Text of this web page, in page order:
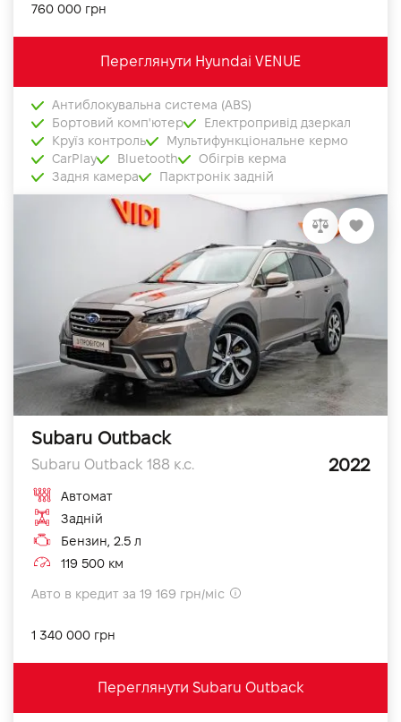
760 000 грн
Переглянути Hyundai VENUE
Антиблокувальна система (ABS)
Бортовий комп'ютер
Електропривід дзеркал
Круїз контроль
Мультифункціональне кермо
CarPlay
Bluetooth
Обігрів керма
Задня камера
Парктронік задній
Subaru Outback
Subaru Outback 188 к.с. 2022
Автомат
Задній
Бензин, 2.5 л
119 500 км
Авто в кредит за 19 169 грн/міс
1 340 000 грн
Переглянути Subaru Outback